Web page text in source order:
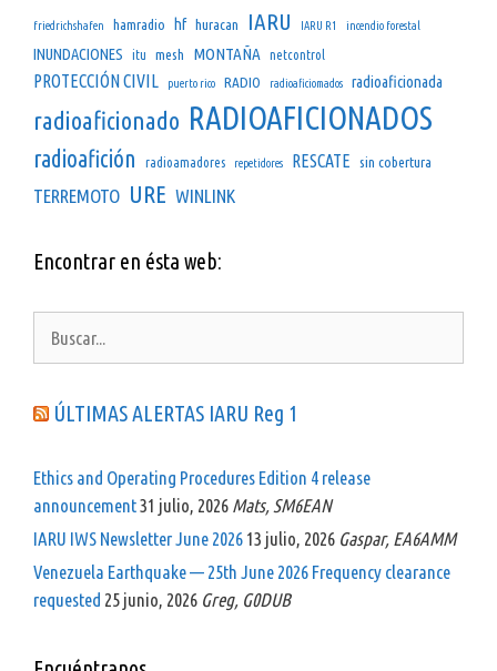
friedrichshafen hamradio hf huracan IARU IARU R1 incendio forestal
INUNDACIONES itu mesh MONTAÑA netcontrol
PROTECCIÓN CIVIL puerto rico RADIO radioaficiomados radioaficionada
radioaficionado RADIOAFICIONADOS
radioafición radioamadores repetidores RESCATE sin cobertura
TERREMOTO URE WINLINK
Encontrar en ésta web:
ÚLTIMAS ALERTAS IARU Reg 1
Ethics and Operating Procedures Edition 4 release
announcement31 julio, 2026 Mats, SM6EAN
IARU IWS Newsletter June 2026 13 julio, 2026 Gaspar, EA6AMM
Venezuela Earthquake — 25th June 2026 Frequency clearance
requested 25 junio, 2026 Greg, G0DUB